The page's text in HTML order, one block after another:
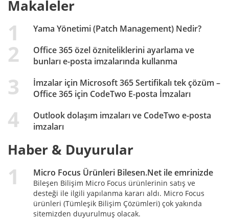
Makaleler
Yama Yönetimi (Patch Management) Nedir?
Office 365 özel özniteliklerini ayarlama ve
bunları e-posta imzalarında kullanma
İmzalar için Microsoft 365 Sertifikalı tek çözüm –
Office 365 için CodeTwo E-posta İmzaları
Outlook dolaşım imzaları ve CodeTwo e-posta
imzaları
Haber & Duyurular
Micro Focus Ürünleri Bilesen.Net ile emrinizde
Bileşen Bilişim Micro Focus ürünlerinin satış ve
desteği ile ilgili yapılanma kararı aldı. Micro Focus
ürünleri (Tümleşik Bilişim Çözümleri) çok yakında
sitemizden duyurulmuş olacak.